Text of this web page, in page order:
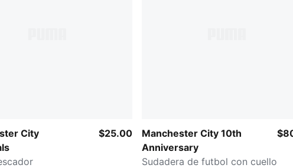
City
$25.00
Manchester City 10th
Anniversary
Sudadera de futbol con cuello